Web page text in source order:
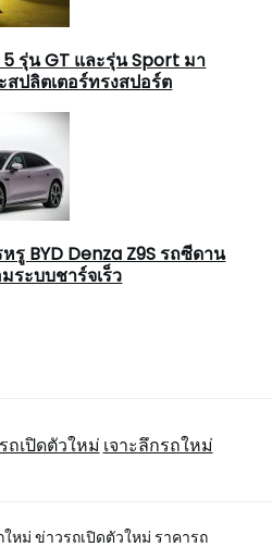
รุ่น GT และรุ่น Sport มา
ปลิตเตอร์ทรงสปอร์ต
รู BYD Denza Z9S รถซีดาน
ระบบชาร์จเร็ว
รถเปิดตัวใหม่ เจาะลึกรถใหม่
หม่ ข่าวรถเปิดตัวใหม่ ราคารถ